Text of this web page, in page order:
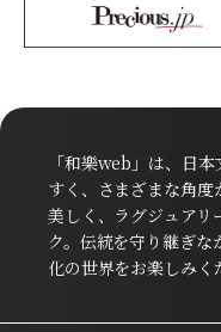
「和樂web」は、日
すく、さまざまな角度
美しく、ラグジュアリ
ク。伝統を守り継ぎ
化の世界をお楽しみく